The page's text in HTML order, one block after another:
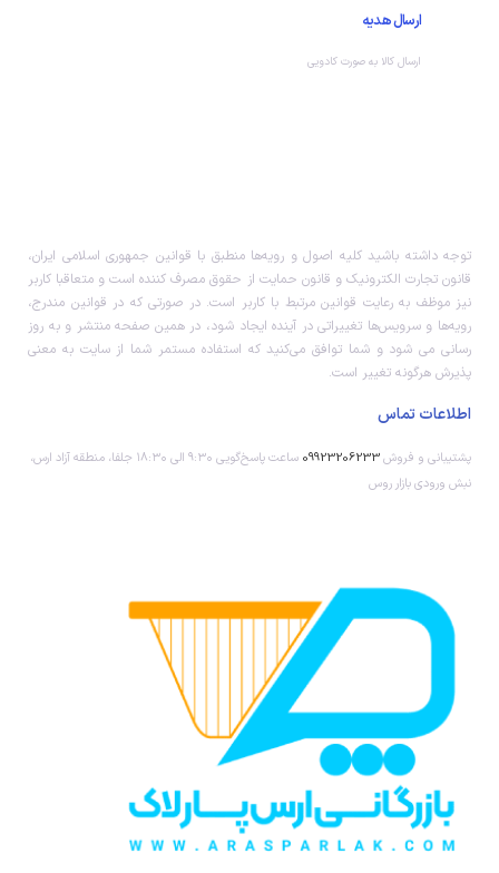
ارسال هدیه
ارسال کالا به صورت کادویی
توجه داشته باشید کلیه اصول و رویه‏‌ها منطبق با قوانین جمهوری اسلامی ایران،
قانون تجارت الکترونیک و قانون حمایت از حقوق مصرف کننده است و متعاقبا کاربر
نیز موظف به رعایت قوانین مرتبط با کاربر است. در صورتی که در قوانین مندرج،
رویه‏‌ها و سرویس‏‌ها تغییراتی در آینده ایجاد شود، در همین صفحه منتشر و به روز
رسانی می شود و شما توافق می‏‌کنید که استفاده مستمر شما از سایت به معنی
پذیرش هرگونه تغییر است.
اطلاعات تماس
پشتیبانی و فروش09923206233
ساعت پاسخ‌گویی ۹:۳۰ الی ۱۸:۳۰ جلفا، منطقه آزاد ارس،
نبش ورودی بازار روس